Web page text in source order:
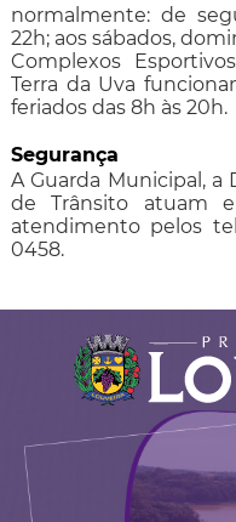
normalmente: de
22h; aos sábados,
Complexos
Terra da Uva
feriados das 8h às 20h.
Segurança
A Guarda Municipal,
de Trânsito atuam
atendimento pelos
0458.